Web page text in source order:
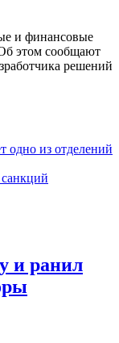
и финансовые
этом сообщают
решений
одно из отделений
и ранил